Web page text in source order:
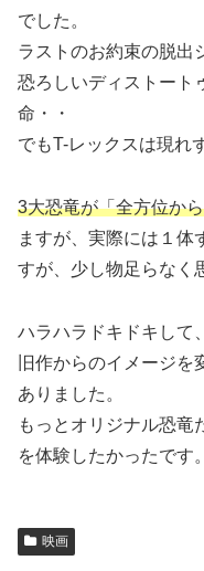
でした。
ラストのお約束の脱出
恐ろしいディストート
命・・
でもT-レックスは現れ
3大恐竜が「全方位か
ますが、実際には１体
すが、少し物足らなく
ハラハラドキドキして
旧作からのイメージ
ありました。
もっとオリジナル恐竜
を体験したかったです。
映画